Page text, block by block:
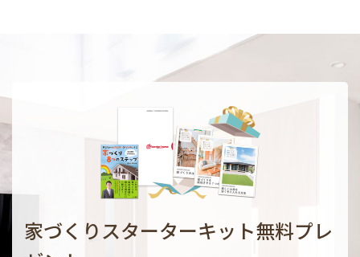
家づくりスターターキット無料プレ